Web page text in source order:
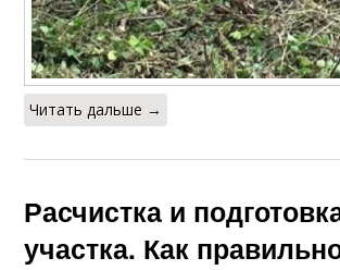
Читать дальше →
Расчистка и
участка. Как